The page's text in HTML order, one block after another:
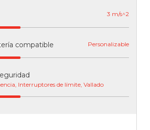
3 m/s^2
compatible Personalizable
Interruptores de límite, Vallado